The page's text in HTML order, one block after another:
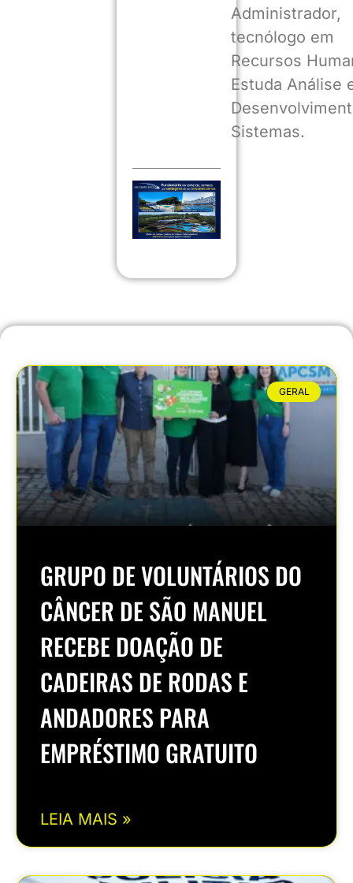
Administrador,
tecnólogo em
Recursos
Estuda Análise
Sistemas.
GERAL
GRUPO DE VOLUNTÁRIOS DO
CÂNCER DE SÃO MANUEL
RECEBE DOAÇÃO DE
CADEIRAS DE RODAS E
ANDADORES PARA
EMPRÉSTIMO GRATUITO
LEIA MAIS »